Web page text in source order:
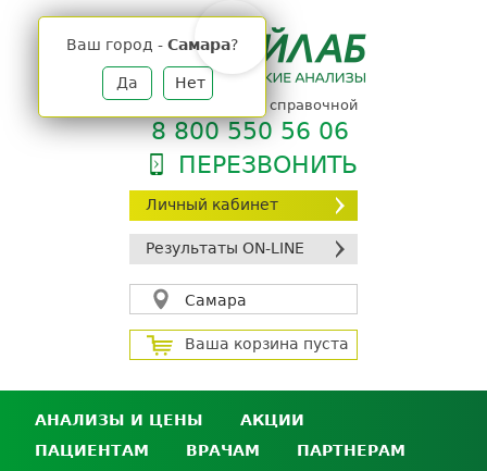
Личный кабинет
Результаты ON-LINE
Самара
Ваш город - Самара?
Да Нет
Ваша корзина пуста
телефон единой справочной
8 800 550 56 06
ПЕРЕЗВОНИТЬ
АНАЛИЗЫ И ЦЕНЫ
Анализы и цены
АКЦИИ
ПАЦИЕНТАМ
ВРАЧАМ ПАРТНЕРАМ